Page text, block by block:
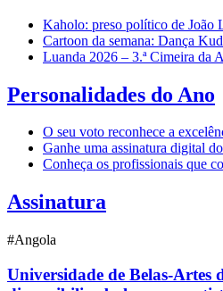
Kaholo: preso político de João
Cartoon da semana: Dança
Luanda 2026 – 3.ª Cimeira da
Personalidades do Ano
O seu voto reconhece a
Ganhe uma assinatura digital
Conheça os profissionais que
Assinatura
#Angola
Universidade de Belas-Artes